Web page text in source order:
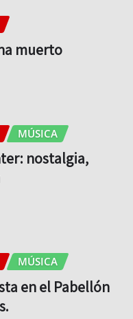
muerto
MÚSICA
nostalgia,
MÚSICA
en el Pabellón